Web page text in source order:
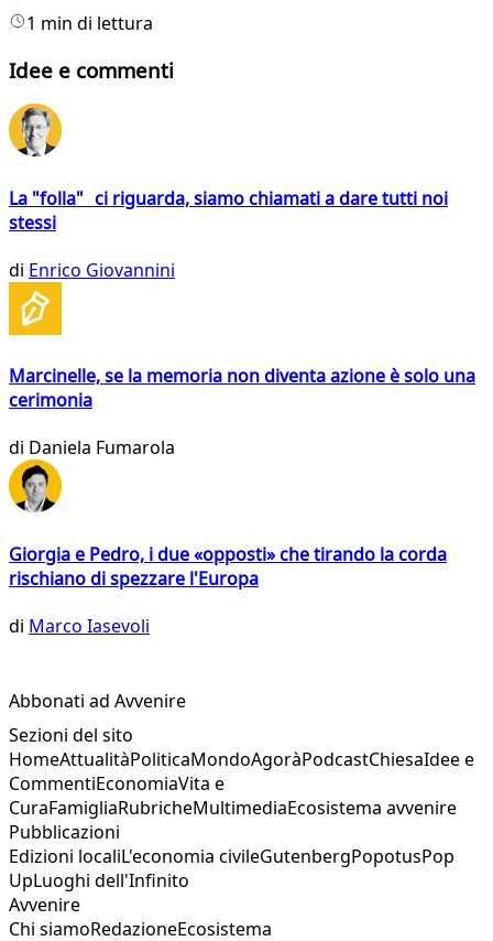
1 min di lettura
Idee e commenti
La "folla" ci riguarda, siamo chiamati a dare tutti noi
stessi
di Enrico Giovannini
Marcinelle, se la memoria non diventa azione è solo una
cerimonia
di Daniela Fumarola
Giorgia e Pedro, i due «opposti» che tirando la corda
rischiano di spezzare l'Europa
di Marco Iasevoli
Abbonati ad Avvenire
Sezioni del sito
HomeAttualitàPoliticaMondoAgoràPodcastChiesaIdee e
CommentiEconomiaVita e
CuraFamigliaRubricheMultimediaEcosistema avvenire
Pubblicazioni
Edizioni localiL'economia civileGutenbergPopotusPop
UpLuoghi dell'Infinito
Avvenire
Chi siamoRedazioneEcosistema